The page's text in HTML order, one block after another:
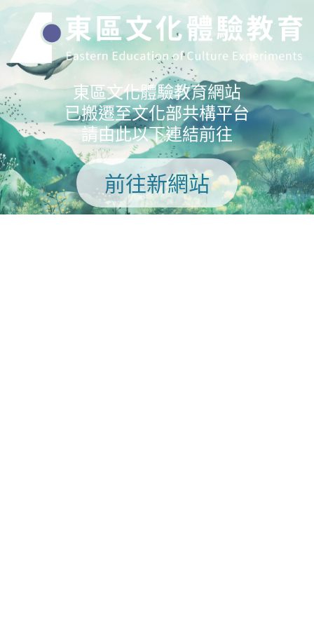
東區文化體驗教育網站
已搬遷至文化部共構平台
請由此以下連結前往
前往新網站